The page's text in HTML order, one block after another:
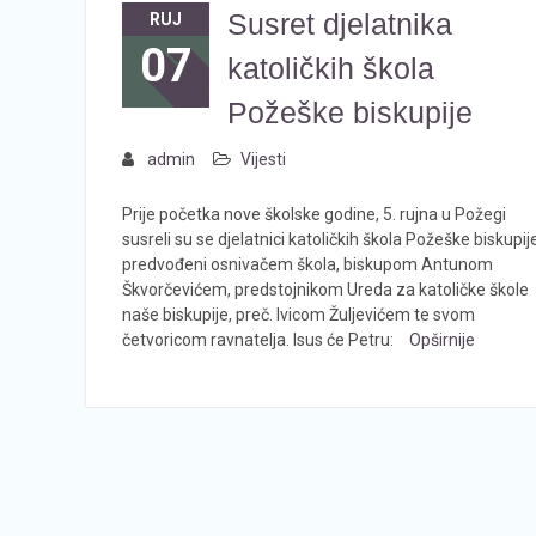
RUJ
07
Susret djelatnika
katoličkih škola
Požeške biskupije
admin Vijesti
Prije početka nove školske godine, 5. rujna u Požegi
susreli su se djelatnici katoličkih škola Požeške
predvođeni osnivačem škola, biskupom Antunom
Škvorčevićem, predstojnikom Ureda za katoličke škole
naše biskupije, preč. Ivicom Žuljevićem te svom
četvoricom ravnatelja. Isus će Petru:
Opširnije